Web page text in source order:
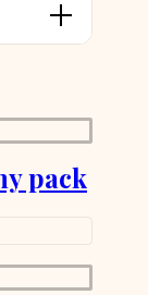
pack